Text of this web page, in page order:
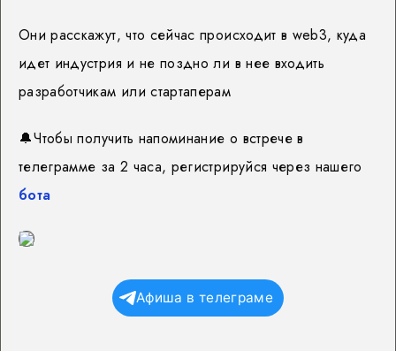
Они расскажут, что сейчас происходит в web3, куда
идет индустрия и не поздно ли в нее входить
разработчикам или стартаперам
🔔Чтобы получить напоминание о встрече в
телеграмме за 2 часа, регистрируйся через нашего
бота
Афиша в телеграме